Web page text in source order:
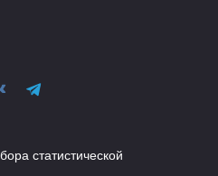
статистической